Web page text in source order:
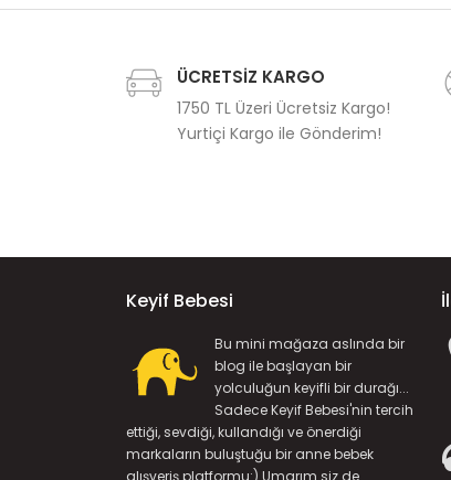
ÜCRETSİZ KARGO
1750 TL Üzeri Ücretsiz Kargo!
Yurtiçi Kargo ile Gönderim!
Keyif Bebesi
Bu mini mağaza aslında bir
blog ile başlayan bir
yolculuğun keyifli bir durağı...
Sadece Keyif Bebesi'nin tercih
ettiği, sevdiği, kullandığı ve önerdiği
markaların buluştuğu bir anne bebek